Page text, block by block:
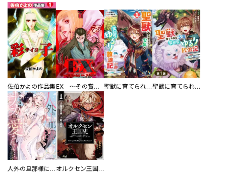
佐伯かよの作品集 EX ～その賞金稼ぎは、世界の出口を探す～【単行本版】 聖獣に育てられた少年の異世界ゆるり放浪記～神様からもらったチート魔法で、仲間たちとスローライフを満喫中～ 聖獣に育てられた少年の異世界ゆるり放浪記～神様からもらったチート魔法で、仲間たちとスローライフを満喫中～【分冊版】
人外の旦那様に娶られ毎晩ナカまで愛される…。アンソロジー オルクセン王国史